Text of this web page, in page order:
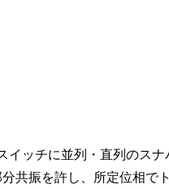
イッチに並列・直列のス
共振を許し、所定位相で